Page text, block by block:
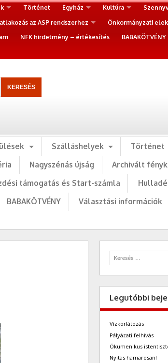
Történet Egyház Kultúra
az ASP rendszerhez
Önkormányzati
NFK hirdetmény – értékesítés BABAKÖTVÉNY
Szálláshelyek Történet
Nagyszénás újság Archivált
támogatás és Start-számla
BABAKÖTVÉNY Választási információk
Legutóbbi
Vízkorlátozás
Pályázati felhívás
Ökumenikus
Nyitás hamarosan!